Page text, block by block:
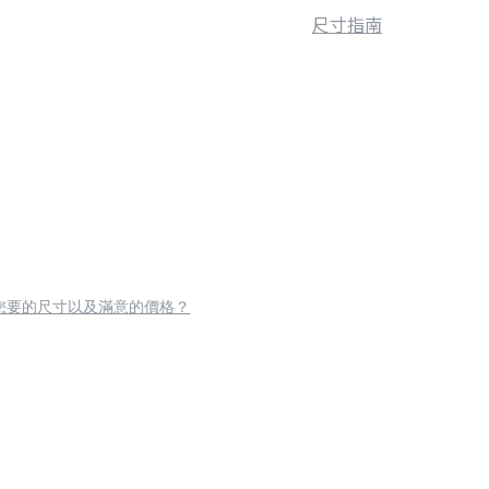
尺寸指南
要的尺寸以及滿意的價格？